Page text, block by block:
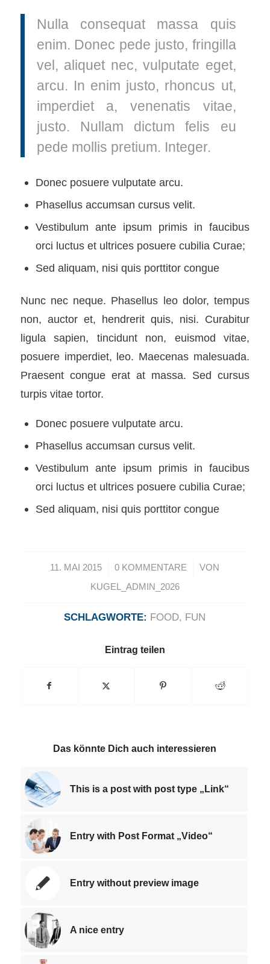
Nulla consequat massa quis
enim. Donec pede justo, fringilla
vel, aliquet nec, vulputate eget,
arcu. In enim justo, rhoncus ut,
imperdiet a, venenatis vitae,
justo. Nullam dictum felis eu
pede mollis pretium. Integer.
Donec posuere vulputate arcu.
Phasellus accumsan cursus velit.
Vestibulum ante ipsum primis in faucibus
orci luctus et ultrices posuere cubilia Curae;
Sed aliquam, nisi quis porttitor congue
Nunc nec neque. Phasellus leo dolor, tempus
non, auctor et, hendrerit quis, nisi. Curabitur
ligula sapien, tincidunt non, euismod vitae,
posuere imperdiet, leo. Maecenas malesuada.
Praesent congue erat at massa. Sed cursus
turpis vitae tortor.
Donec posuere vulputate arcu.
Phasellus accumsan cursus velit.
Vestibulum ante ipsum primis in faucibus
orci luctus et ultrices posuere cubilia Curae;
Sed aliquam, nisi quis porttitor congue
11. MAI 2015
/ 0 KOMMENTARE
/
VON
KUGEL_ADMIN_2026
SCHLAGWORTE: FOOD, FUN
Eintrag teilen
Das könnte Dich auch interessieren
This is a post with post type „Link“
Entry with Post Format „Video“
Entry without preview image
A nice entry